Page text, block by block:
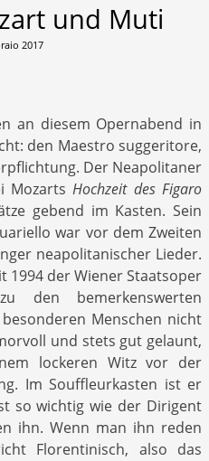
und Muti
2017
an diesem Opernabend in
den Maestro suggeritore,
Der Neapolitaner
MozartsHochzeit des Figaro
gebend im Kasten. Sein
war vor dem Zweiten
neapolitanischer Lieder.
1994 der Wiener Staatsoper
bemerkenswerten
Menschen nicht
und stets gut gelaunt,
lockeren Witz vor der
Im Souffleurkasten ist er
so wichtig wie der Dirigent
ihn. Wenn man ihn reden
Florentinisch, also das